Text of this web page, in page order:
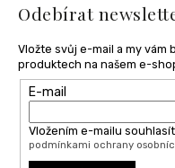
Odebírat
Vložte svůj e-mail a my vám
produktech na našem e-
E-mail
Vložením e-mailu
podmínkami ochrany